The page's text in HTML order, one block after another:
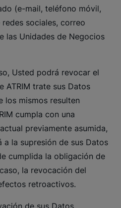
(e-mail, teléfono móvil,
sociales, correo
las Unidades de Negocios
Usted podrá revocar el
ATRIM trate sus Datos
los mismos resulten
cumpla con una
previamente asumida,
la supresión de sus Datos
cumplida la obligación de
la revocación del
retroactivos.
de sus Datos